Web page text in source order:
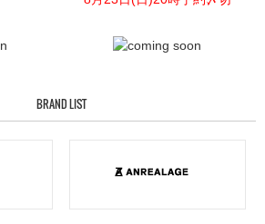
BRAND LIST